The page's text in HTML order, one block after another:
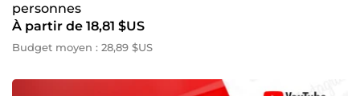
personnes
À partir de 18,81 $US
Budget moyen : 28,89 $US